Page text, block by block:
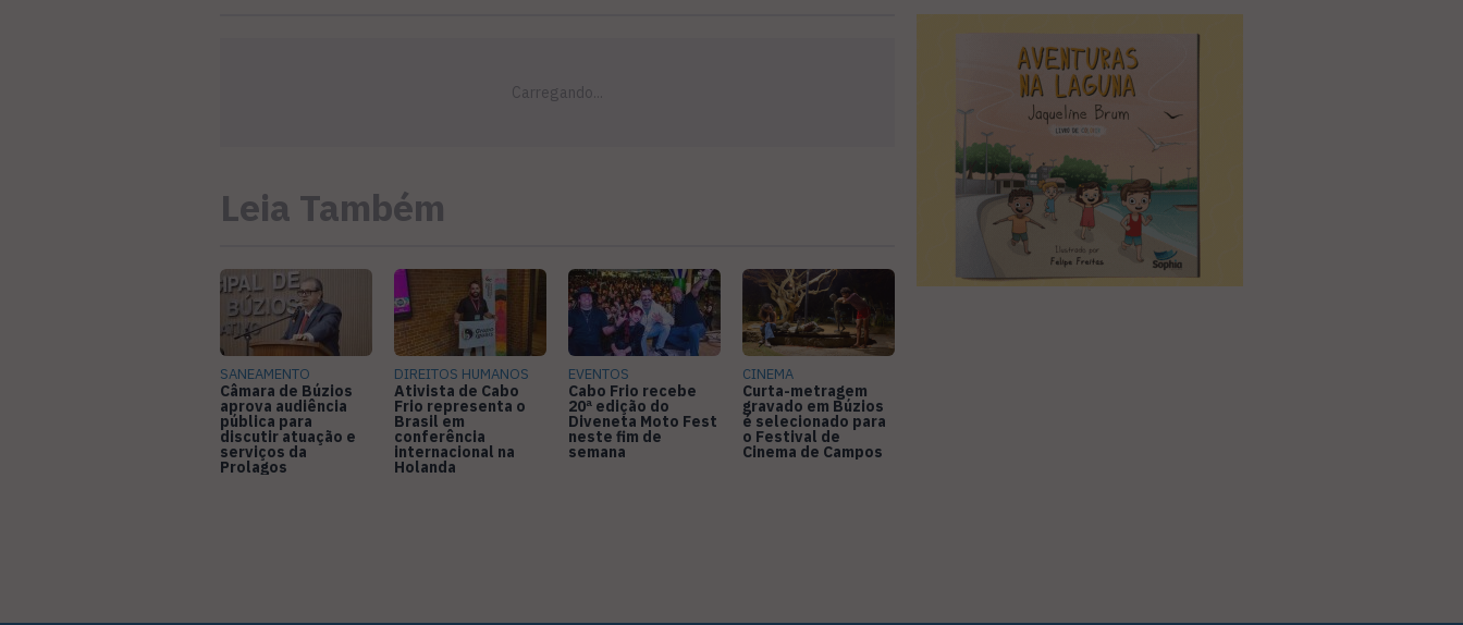
Leia Também
SANEAMENTO
Câmara de Búzios
aprova audiência
pública para
discutir atuação e
serviços da
Prolagos
DIREITOS HUMANOS
Ativista de Cabo
Frio representa o
Brasil em
conferência
internacional na
Holanda
EVENTOS
Cabo Frio recebe
20ª edição do
Diveneta Moto Fest
neste fim de
semana
CINEMA
Curta-metragem
gravado em Búzios
é selecionado para
o Festival de
Cinema de Campos